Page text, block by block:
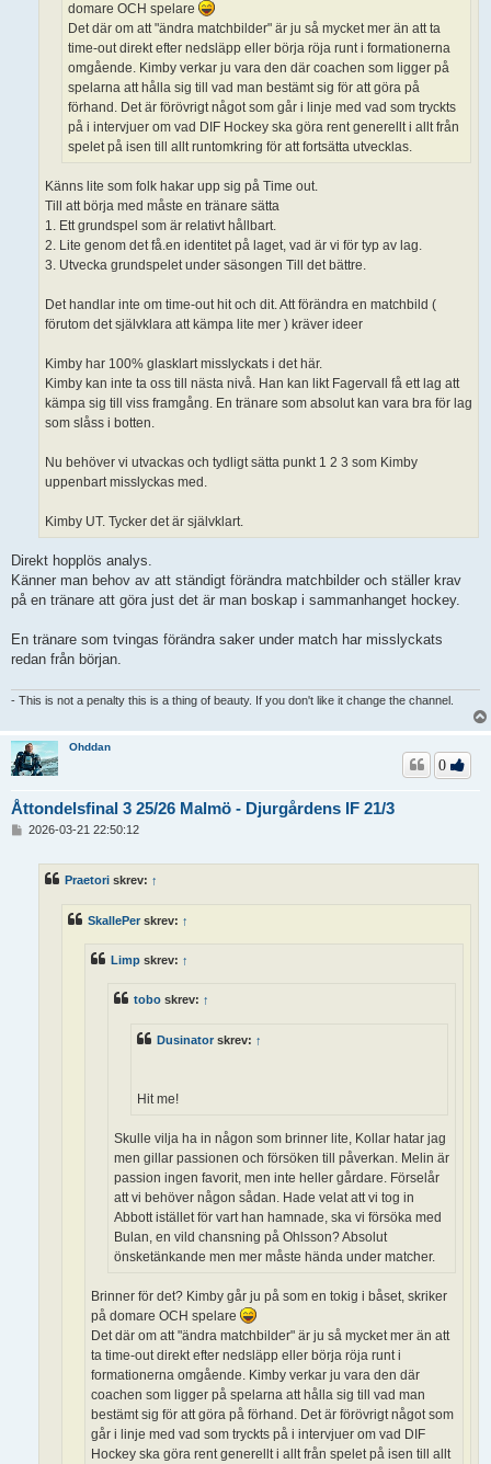
domare OCH spelare
Det där om att "ändra matchbilder" är ju så mycket mer än att ta
time-out direkt efter nedsläpp eller börja röja runt i formationerna
omgående. Kimby verkar ju vara den där coachen som ligger på
spelarna att hålla sig till vad man bestämt sig för att göra på
förhand. Det är förövrigt något som går i linje med vad som tryckts
på i intervjuer om vad DIF Hockey ska göra rent generellt i allt från
spelet på isen till allt runtomkring för att fortsätta utvecklas.
Känns lite som folk hakar upp sig på Time out.
Till att börja med måste en tränare sätta
1. Ett grundspel som är relativt hållbart.
2. Lite genom det få.en identitet på laget, vad är vi för typ av lag.
3. Utvecka grundspelet under säsongen Till det bättre.
Det handlar inte om time-out hit och dit. Att förändra en matchbild (
förutom det självklara att kämpa lite mer ) kräver ideer
Kimby har 100% glasklart misslyckats i det här.
Kimby kan inte ta oss till nästa nivå. Han kan likt Fagervall få ett lag att
kämpa sig till viss framgång. En tränare som absolut kan vara bra för lag
som slåss i botten.
Nu behöver vi utvackas och tydligt sätta punkt 1 2 3 som Kimby
uppenbart misslyckas med.
Kimby UT. Tycker det är självklart.
Direkt hopplös analys.
Känner man behov av att ständigt förändra matchbilder och ställer krav
på en tränare att göra just det är man boskap i sammanhanget hockey.
En tränare som tvingas förändra saker under match har misslyckats
redan från början.
- This is not a penalty this is a thing of beauty. If you don't like it change the channel.
Ohddan
Åttondelsfinal 3 25/26 Malmö - Djurgårdens IF 21/3
0
2026-03-21 22:50:12
Praetori skrev: ↑
SkallePerskrev: ↑
Limp skrev: ↑
tobo skrev: ↑
Dusinator skrev: ↑
Hit me!
Skulle vilja ha in någon som brinner lite, Kollar hatar jag
men gillar passionen och försöken till påverkan. Melin är
passion ingen favorit, men inte heller gårdare. Förselår
att vi behöver någon sådan. Hade velat att vi tog in
Abbott istället för vart han hamnade, ska vi försöka med
Bulan, en vild chansning på Ohlsson? Absolut
önsketänkande men mer måste hända under matcher.
Brinner för det? Kimby går ju på som en tokig i båset, skriker
på domare OCH spelare
Det där om att "ändra matchbilder" är ju så mycket mer än att
ta time-out direkt efter nedsläpp eller börja röja runt i
formationerna omgående. Kimby verkar ju vara den där
coachen som ligger på spelarna att hålla sig till vad man
bestämt sig för att göra på förhand. Det är förövrigt något som
går i linje med vad som tryckts på i intervjuer om vad DIF
Hockey ska göra rent generellt i allt från spelet på isen till allt